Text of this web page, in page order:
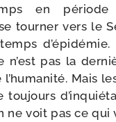
en période
tour­ner vers le
d’épidémie.
n’est pas la
l’humanité. Mais
tou­jours
ne voit pas ce qui